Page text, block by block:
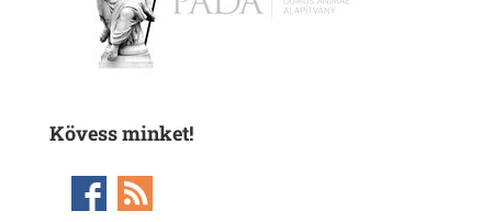
Kövess minket!